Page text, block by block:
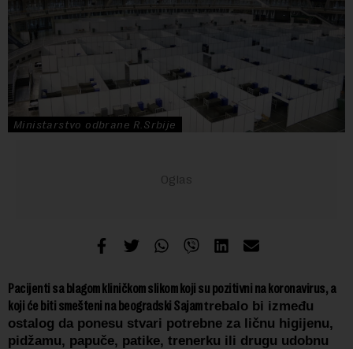
Ministarstvo odbrane R.Srbije
Pacijenti sa blagom kliničkom slikom koji su pozitivni na koronavirus, a
koji će biti smešteni na beogradski Sajamtrebalo bi između
ostalog da ponesu stvari potrebne za ličnu higijenu,
pidžamu, papuče, patike, trenerku ili drugu udobnu